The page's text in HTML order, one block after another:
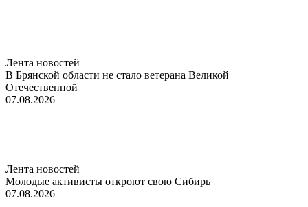
Лента новостей
В Брянской области не стало ветерана Великой
Отечественной
07.08.2026
Лента новостей
Молодые активисты откроют свою Сибирь
07.08.2026